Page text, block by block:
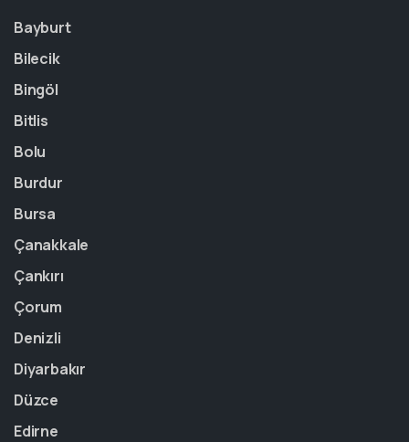
Bayburt
Bilecik
Bingöl
Bitlis
Bolu
Burdur
Bursa
Çanakkale
Çankırı
Çorum
Denizli
Diyarbakır
Düzce
Edirne